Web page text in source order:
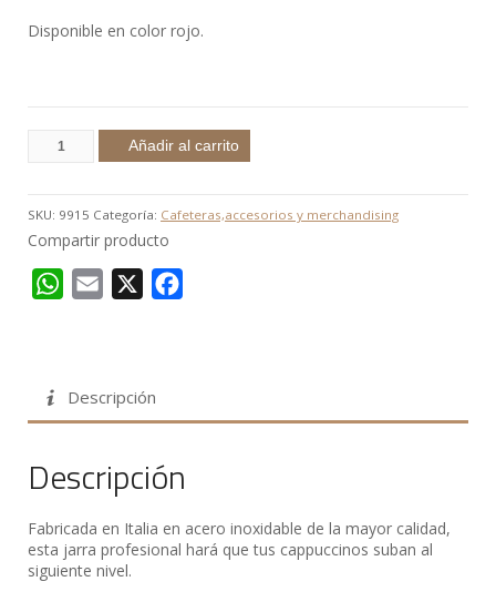
Disponible en color rojo.
Añadir al carrito
SKU: 9915 Categoría: Cafeteras,accesorios y merchandising
Compartir producto
WhatsApp
Email
Descripción
Descripción
Fabricada en Italia en acero inoxidable de la mayor calidad,
esta jarra profesional hará que tus cappuccinos suban al
siguiente nivel.